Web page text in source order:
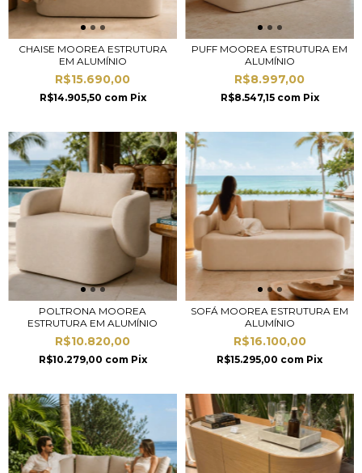
CHAISE MOOREA ESTRUTURA
EM ALUMÍNIO
R$15.690,00
R$14.905,50 com Pix
PUFF MOOREA ESTRUTURA EM
ALUMÍNIO
R$8.997,00
R$8.547,15 com Pix
POLTRONA MOOREA
ESTRUTURA EM ALUMÍNIO
R$10.820,00
R$10.279,00 com Pix
SOFÁ MOOREA ESTRUTURA EM
ALUMÍNIO
R$16.100,00
R$15.295,00 com Pix